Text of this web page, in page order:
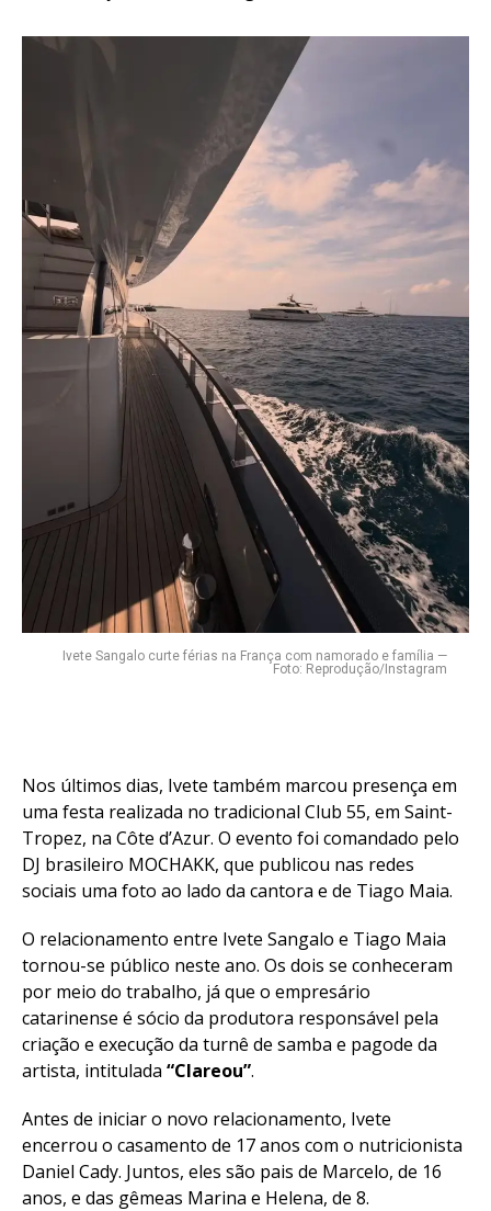
Ivete Sangalo curte férias na França com namorado e família —
Foto: Reprodução/Instagram
Nos últimos dias, Ivete também marcou presença em
uma festa realizada no tradicional Club 55, em Saint-
Tropez, na Côte d’Azur. O evento foi comandado pelo
DJ brasileiro MOCHAKK, que publicou nas redes
sociais uma foto ao lado da cantora e de Tiago Maia.
O relacionamento entre Ivete Sangalo e Tiago Maia
tornou-se público neste ano. Os dois se conheceram
por meio do trabalho, já que o empresário
catarinense é sócio da produtora responsável pela
criação e execução da turnê de samba e pagode da
artista, intitulada “Clareou”.
Antes de iniciar o novo relacionamento, Ivete
encerrou o casamento de 17 anos com o nutricionista
Daniel Cady. Juntos, eles são pais de Marcelo, de 16
anos, e das gêmeas Marina e Helena, de 8.